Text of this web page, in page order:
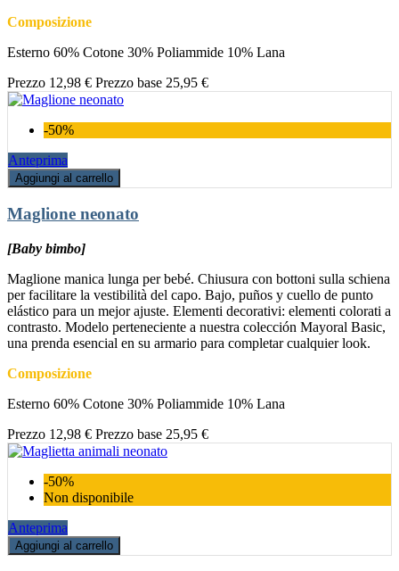
Composizione
Esterno 60% Cotone 30% Poliammide 10% Lana
Prezzo 12,98 € Prezzo base 25,95 €
-50%
Anteprima
Aggiungi al carrello
Maglione neonato
[Baby bimbo]
Maglione manica lunga per bebé. Chiusura con bottoni sulla schiena
per facilitare la vestibilità del capo. Bajo, puños y cuello de punto
elástico para un mejor ajuste. Elementi decorativi: elementi colorati a
contrasto. Modelo perteneciente a nuestra colección Mayoral Basic,
una prenda esencial en su armario para completar cualquier look.
Composizione
Esterno 60% Cotone 30% Poliammide 10% Lana
Prezzo 12,98 € Prezzo base 25,95 €
-50%
Non disponibile
Anteprima
Aggiungi al carrello